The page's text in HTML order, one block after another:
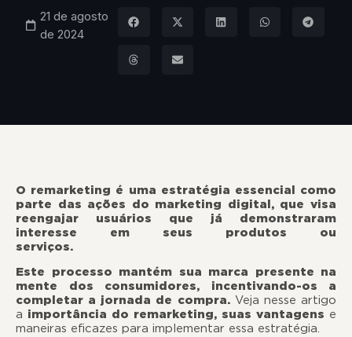
21 de agosto
de 2024
O remarketing é uma estratégia essencial como
parte das ações do marketing digital, que visa
reengajar usuários que já demonstraram
interesse em seus produtos ou
serviços.
Este processo mantém sua marca presente na
mente dos consumidores, incentivando-os a
completar a jornada de compra.Veja nesse artigo
a importância do remarketing, suas vantagens e
maneiras eficazes para implementar essa estratégia.